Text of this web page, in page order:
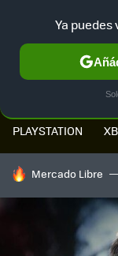
PLAYSTATION
HOY SE HABLA DE
Mercado Libre
Ya puedes